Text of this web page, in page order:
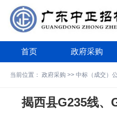
首页 政府采购
政策法规 关于中正
当前位置： 政府采购 >> 中标（成交）
揭西县G235线、